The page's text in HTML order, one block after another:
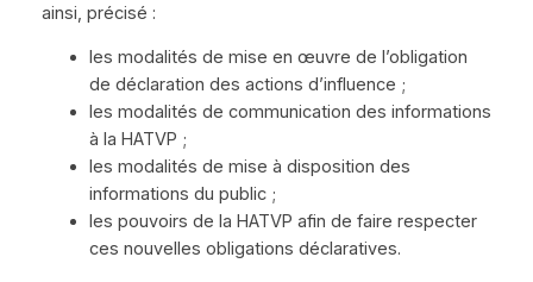
ainsi, précisé :
les modalités de mise en œuvre de l’obligation
de déclaration des actions d’influence ;
les modalités de communication des informations
à la HATVP ;
les modalités de mise à disposition des
informations du public ;
les pouvoirs de la HATVP afin de faire respecter
ces nouvelles obligations déclaratives.